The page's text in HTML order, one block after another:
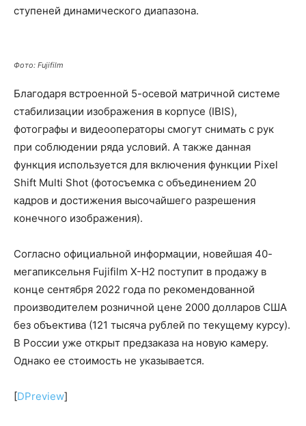
ступеней динамического диапазона.
Фото: Fujifilm
Благодаря встроенной 5-осевой матричной системе
стабилизации изображения в корпусе (IBIS),
фотографы и видеооператоры смогут снимать с рук
при соблюдении ряда условий. А также данная
функция используется для включения функции Pixel
Shift Multi Shot (фотосъемка c объединением 20
кадров и достижения высочайшего разрешения
конечного изображения).
Согласно официальной информации, новейшая 40-
мегапиксельня Fujifilm X-H2 поступит в продажу в
конце сентября 2022 года по рекомендованной
производителем розничной цене 2000 долларов США
без объектива (121 тысяча рублей по текущему курсу).
В России уже открыт предзаказа на новую камеру.
Однако ее стоимость не указывается.
[DPreview]